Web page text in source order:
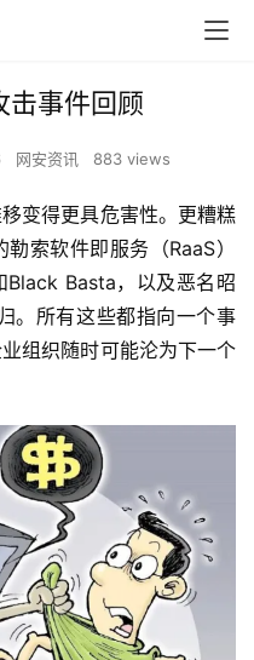
事件回顾
网安资讯 883 views
变得更具危害性。更糟糕
索软件即服务（RaaS）
Basta，以及恶名昭
。所有这些都指向一个事
组织随时可能沦为下一个